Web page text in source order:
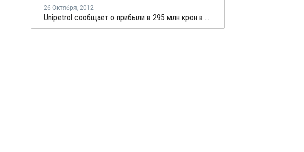
26 Октября, 2012
Unipetrol сообщает о прибыли в 295 млн крон в 3 квартале